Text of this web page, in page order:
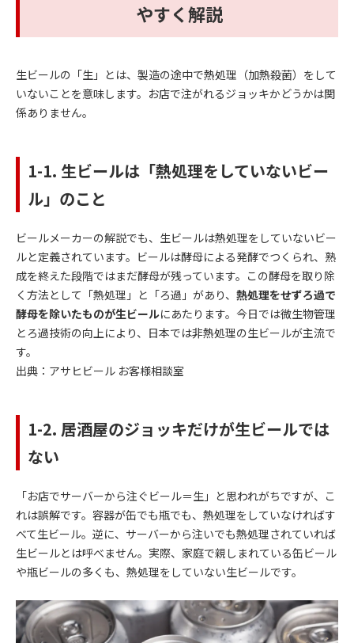
やすく解説
生ビールの「生」とは、製造の途中で熱処理（加熱殺菌）をして
いないことを意味します。お店で注がれるジョッキかどうかは関
係ありません。
1-1. 生ビールは「熱処理をしていないビー
ル」のこと
ビールメーカーの解説でも、生ビールは熱処理をしていないビー
ルと定義されています。ビールは酵母による発酵でつくられ、熟
成を終えた段階ではまだ酵母が残っています。この酵母を取り除
く方法として「熱処理」と「ろ過」があり、 熱処理をせずろ過で
酵母を除いたものが生ビールにあたります。今日では微生物管理
とろ過技術の向上により、日本では非熱処理の生ビールが主流で
す。
出典： アサヒビール お客様相談室
1-2. 居酒屋のジョッキだけが生ビールでは
ない
「お店でサーバーから注ぐビール＝生」と思われがちですが、こ
れは誤解です。容器が缶でも瓶でも、熱処理をしていなければす
べて生ビール。逆に、サーバーから注いでも熱処理されていれば
生ビールとは呼べません。実際、家庭で親しまれている缶ビール
や瓶ビールの多くも、熱処理をしていない生ビールです。